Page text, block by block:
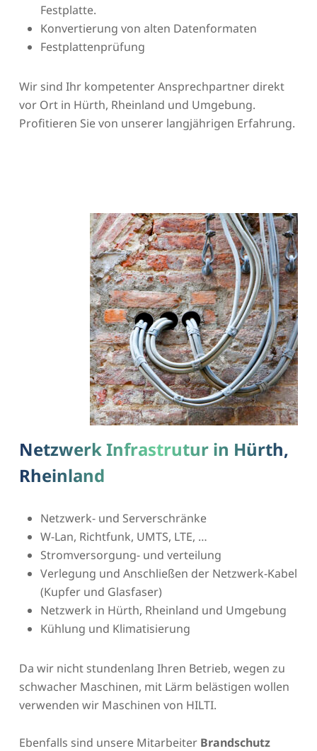
Festplatte.
Konvertierung von alten Datenformaten
Festplattenprüfung
Wir sind Ihr kompetenter Ansprechpartner direkt
vor Ort in Hürth, Rheinland und Umgebung.
Profitieren Sie von unserer langjährigen Erfahrung.
Netzwerk Infrastrutur in Hürth,
Rheinland
Netzwerk- und Serverschränke
W-Lan, Richtfunk, UMTS, LTE, …
Stromversorgung- und verteilung
Verlegung und Anschließen der Netzwerk-Kabel
(Kupfer und Glasfaser)
Netzwerk in Hürth, Rheinland und Umgebung
Kühlung und Klimatisierung
Da wir nicht stundenlang Ihren Betrieb, wegen zu
schwacher Maschinen, mit Lärm belästigen wollen
verwenden wir Maschinen von HILTI.
Ebenfalls sind unsere Mitarbeiter Brandschutz